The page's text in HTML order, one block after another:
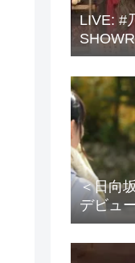
LIVE: #
＜日向
デビュ
登場に
技上手